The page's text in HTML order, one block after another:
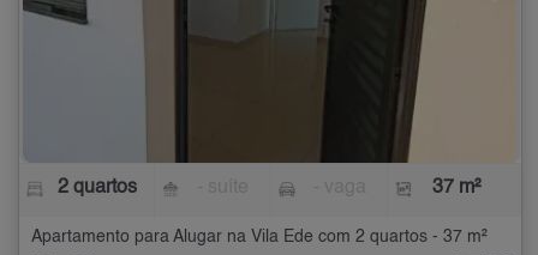
2 quartos 37 m²
Apartamento para Alugar na Vila Ede com 2 quartos - 37 m²